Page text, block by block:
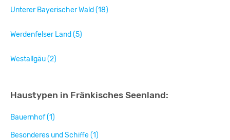
Unterer Bayerischer Wald (18)
Werdenfelser Land (5)
Westallgäu (2)
Haustypen in Fränkisches Seenland:
Bauernhof (1)
Besonderes und Schiffe (1)